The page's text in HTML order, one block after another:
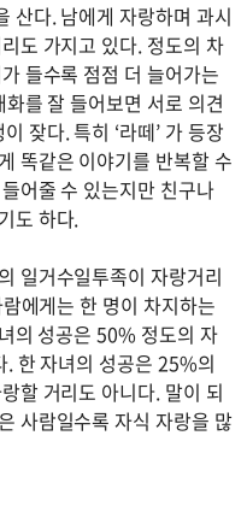
산다. 남에게 자랑하며 과시
도 가지고 있다. 정도의 차
들수록 점점 더 늘어가는
를 잘 들어보면 서로 의견
잦다. 특히 ‘라떼’ 가 등장
똑같은 이야기를 반복할 수
어줄 수 있는지만 친구나
도 하다.
일거수일투족이 자랑거리
에게는 한 명이 차지하는
의 성공은 50% 정도의 자
한 자녀의 성공은 25%의
할 거리도 아니다. 말이 되
사람일수록 자식 자랑을 많